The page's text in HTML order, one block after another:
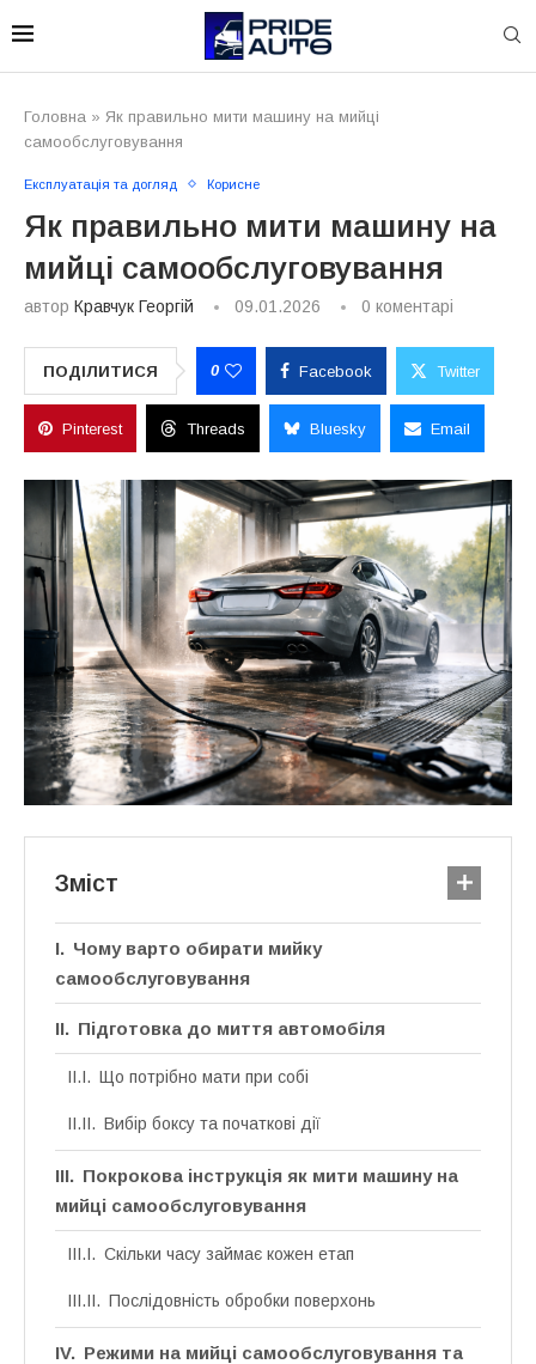
Головна » Як правильно мити машину на мийці
самообслуговування
Експлуатація та догляд Корисне
Як правильно мити машину на
мийці самообслуговування
автор Кравчук Георгій 09.01.2026 0 коментарі
ПОДІЛИТИСЯ 0 Facebook Twitter
Pinterest Threads Bluesky Email
Зміст
Чому варто обирати мийку
самообслуговування
Підготовка до миття автомобіля
Що потрібно мати при собі
Вибір боксу та початкові дії
Покрокова інструкція як мити машину на
мийці самообслуговування
Скільки часу займає кожен етап
Послідовність обробки поверхонь
Режими на мийці самообслуговування та